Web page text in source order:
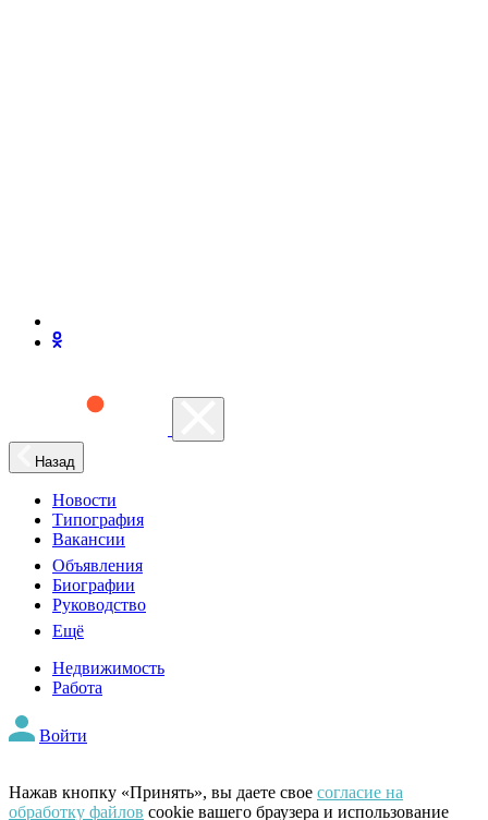
Назад
Новости
Типография
Вакансии
Объявления
Биографии
Руководство
Ещё
Недвижимость
Работа
Войти
Нажав кнопку «Принять», вы даете свое согласие на
обработку файлов cookie вашего браузера и использование